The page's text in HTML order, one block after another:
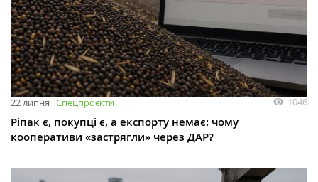
22 липня Спецпроєкти 1046
Ріпак є, покупці є, а експорту немає: чому
кооперативи «застрягли» через ДАР?